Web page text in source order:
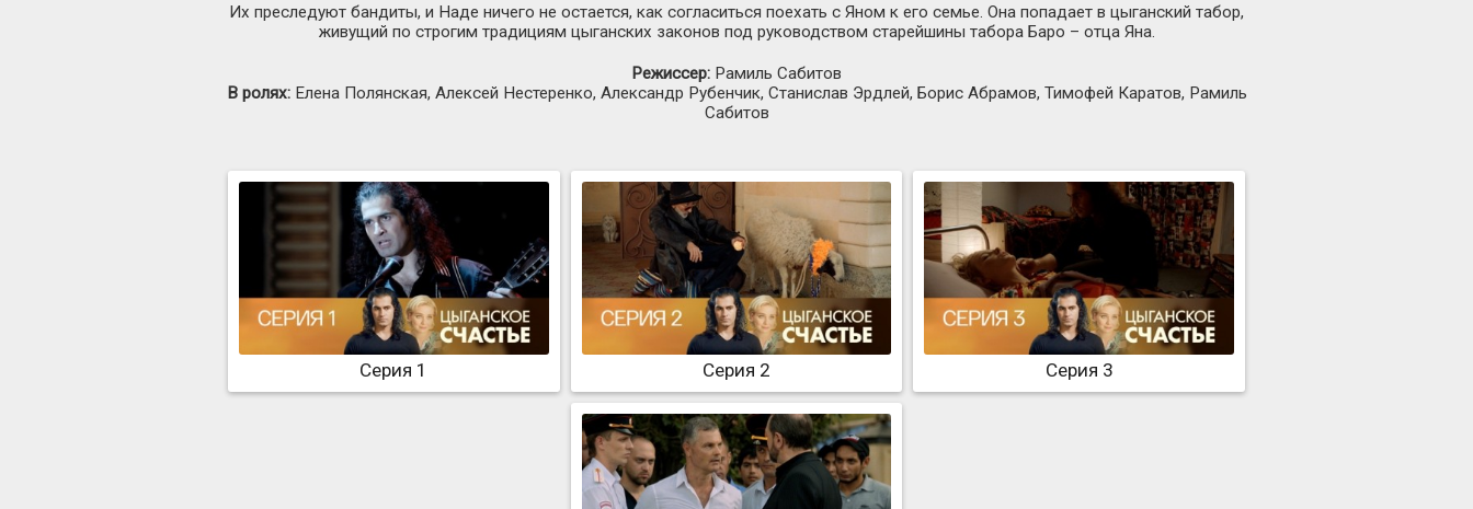
Их преследуют бандиты, и Наде ничего не остается, как согласиться поехать с Яном к его семье. Она попадает в цыганский табор,
живущий по строгим традициям цыганских законов под руководством старейшины табора Баро – отца Яна.
Режиссер: Рамиль Сабитов
В ролях:Елена Полянская, Алексей Нестеренко, Александр Рубенчик, Станислав Эрдлей, Борис Абрамов, Тимофей Каратов, Рамиль
Сабитов
Серия 1 Серия 2 Серия 3